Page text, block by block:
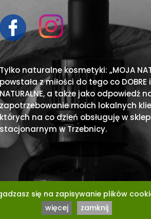
się na zapisywanie plików
więcej
zamknij
Tylko naturalne kosmetyki: „MOJA
powstała z miłości do tego co DOBRE i
NATURALNE, a także jako odpowiedź
zapotrzebowanie moich lokalnych
których na co dzień obsługuję w
stacjonarnym w Trzebnicy.